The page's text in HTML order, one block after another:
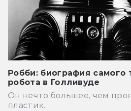
Робби: биография самого
робота в Голливуде
Он нечто большее, чем
пластик.